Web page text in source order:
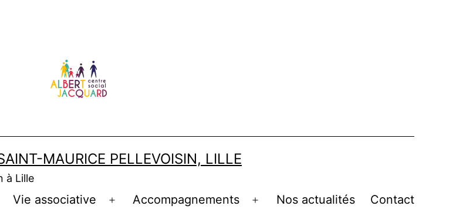
MAURICE PELLEVOISIN, LILLE
à Lille
Vie associative
Ouvrir
Accompagnements
Ouvrir
Nos actualités Contact